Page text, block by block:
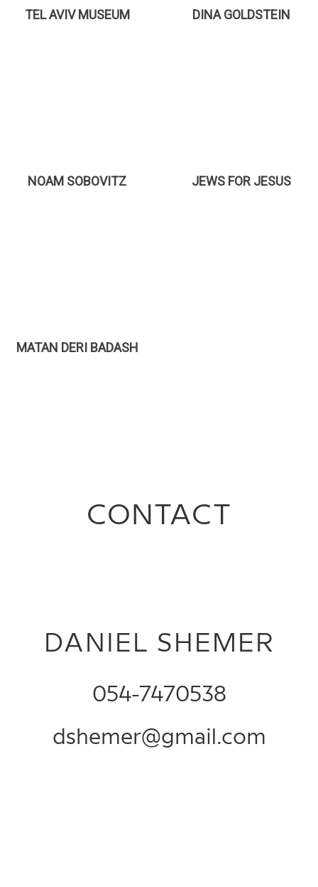
TEL AVIV MUSEUM DINA GOLDSTEIN
NOAM SOBOVITZ JEWS FOR JESUS
MATAN DERI BADASH
CONTACT
DANIEL SHEMER
054-7470538
dshemer@gmail.com